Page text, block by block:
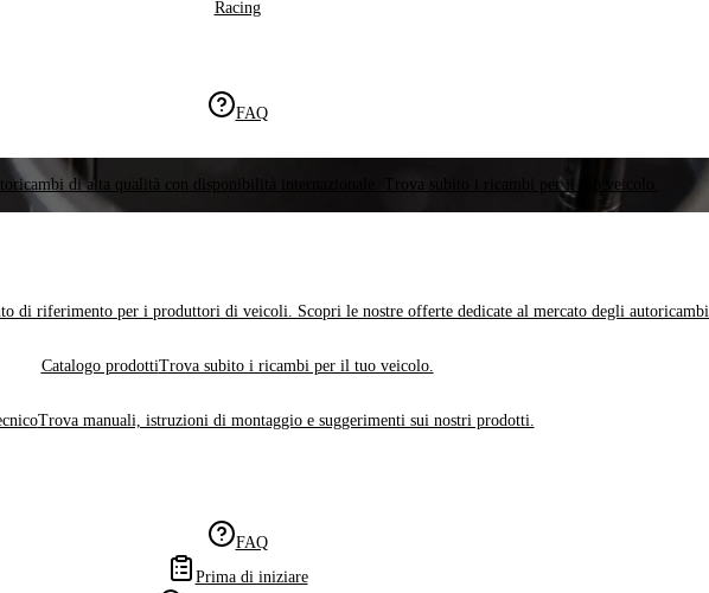
Racing
FAQ
di alta qualità con disponibilità internazionale. Trova subito i ricambi per il tuo veicolo.
di riferimento per i produttori di veicoli. Scopri le nostre offerte dedicate al mercato degli autoricambi.
Catalogo prodottiTrova subito i ricambi per il tuo veicolo.
Trova manuali, istruzioni di montaggio e suggerimenti sui nostri prodotti.
FAQ
Prima di iniziare